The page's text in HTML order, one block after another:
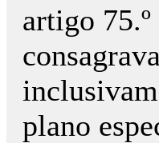
artigo
plano